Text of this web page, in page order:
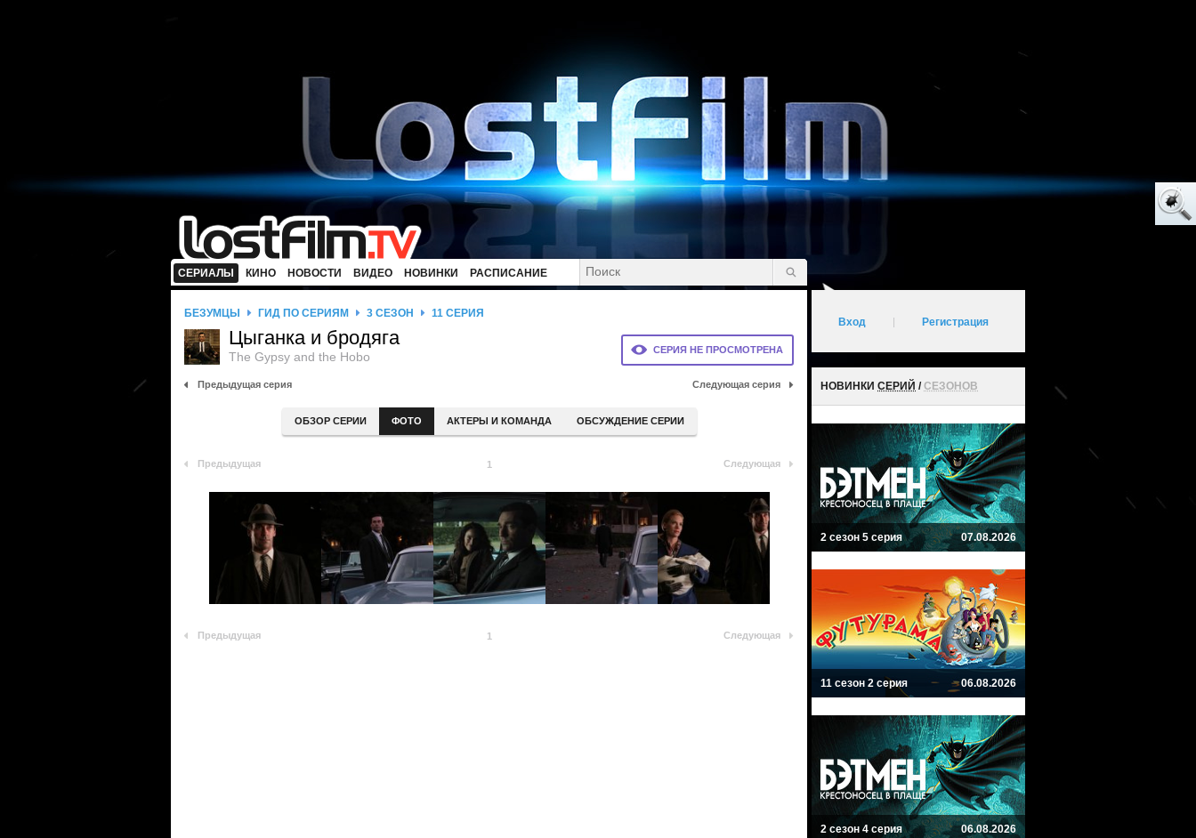
СЕРИАЛЫ КИНО НОВОСТИ ВИДЕО НОВИНКИ РАСПИСАНИЕ
СЕРИЯ НЕ ПРОСМОТРЕНА
БЕЗУМЦЫ ГИД ПО СЕРИЯМ 3 СЕЗОН 11 СЕРИЯ
Цыганка и бродяга
The Gypsy and the Hobo
Предыдущая серия Следующая серия
ОБЗОР СЕРИИ ФОТО АКТЕРЫ И КОМАНДА ОБСУЖДЕНИЕ СЕРИИ
Предыдущая 1 Следующая
Предыдущая 1 Следующая
Вход Регистрация
НОВИНКИ СЕРИЙ /СЕЗОНОВ
2 сезон 5 серия 07.08.2026
11 сезон 2 серия 06.08.2026
2 сезон 4 серия 06.08.2026